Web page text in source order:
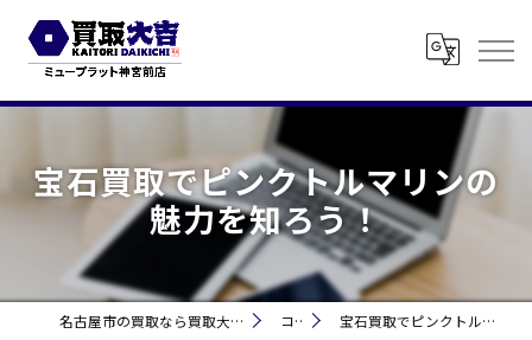
宝石買取でピンクトルマリンの
魅力を知ろう！
名古屋市の買取なら買取大吉 ミュープラット神宮前 コラム 宝石買取でピンクトルマリンの魅力を知ろう！